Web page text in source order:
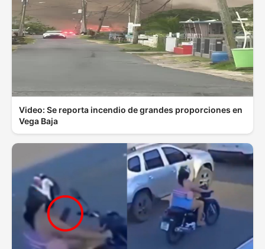
Video: Se reporta incendio de grandes proporciones en
Vega Baja